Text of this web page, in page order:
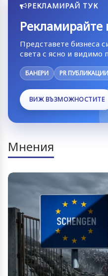
РЕКЛАМИРАЙ ТУК
Рекламирайте
Представете бизнеса
света с ясно и видимо
БАНЕРИ PR ПУБЛИКАЦИИ
ВИЖ ВЪЗМОЖНОСТИТЕ
Мнения